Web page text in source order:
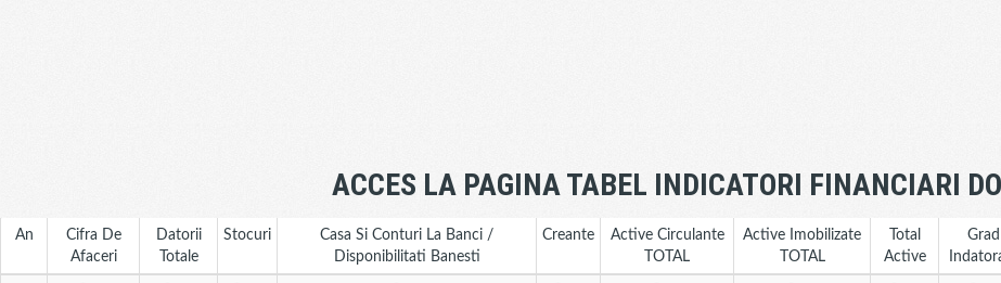
ACCES LA PAGINA TABEL INDICATORI FINANCIARI
An
Cifra De
Afaceri
Datorii
Totale
Stocuri
Casa Si Conturi La Banci /
Disponibilitati Banesti
Creante
Active Circulante
TOTAL
Active Imobilizate
TOTAL
Total
Active
Grad